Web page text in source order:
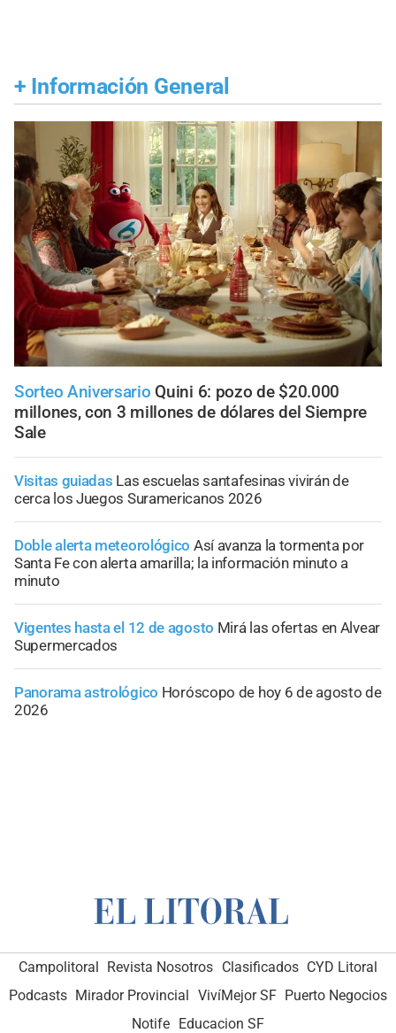
+ Información General
Sorteo Aniversario Quini 6: pozo de $20.000
millones, con 3 millones de dólares del Siempre
Sale
Visitas guiadas Las escuelas santafesinas vivirán de
cerca los Juegos Suramericanos 2026
Doble alerta meteorológico Así avanza la tormenta por
Santa Fe con alerta amarilla; la información minuto a
minuto
Vigentes hasta el 12 de agosto Mirá las ofertas en Alvear
Supermercados
Panorama astrológico Horóscopo de hoy 6 de agosto de
2026
Campolitoral Revista Nosotros Clasificados CYD Litoral
Podcasts Mirador Provincial VivíMejor SF Puerto Negocios
Notife Educacion SF